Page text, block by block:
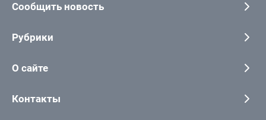
Сообщить новость
Рубрики
О сайте
Контакты